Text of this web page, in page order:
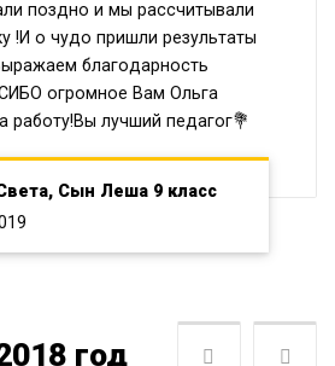
поздно и мы рассчитывали
!И о чудо пришли результаты
благодарность
огромное Вам Ольга
работу!Вы лучший педагог💐
Сын Леша 9 класс
год Следующая